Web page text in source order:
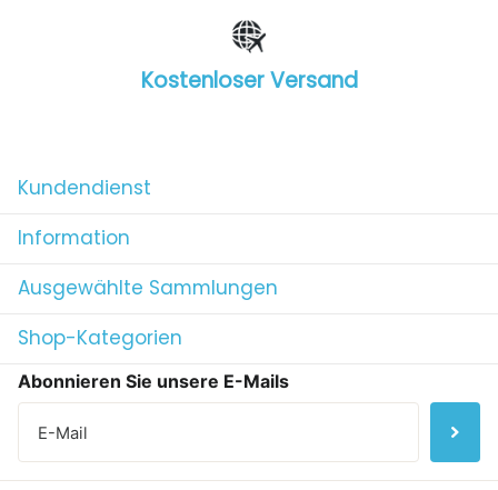
Kostenloser Versand
Kundendienst
Information
Ausgewählte Sammlungen
Shop-Kategorien
Abonnieren Sie unsere E-Mails